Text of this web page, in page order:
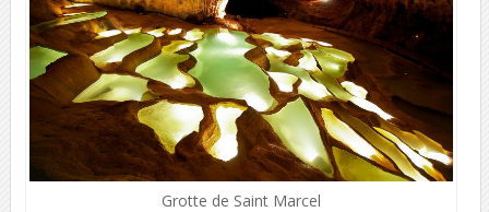
Grotte de Saint Marcel